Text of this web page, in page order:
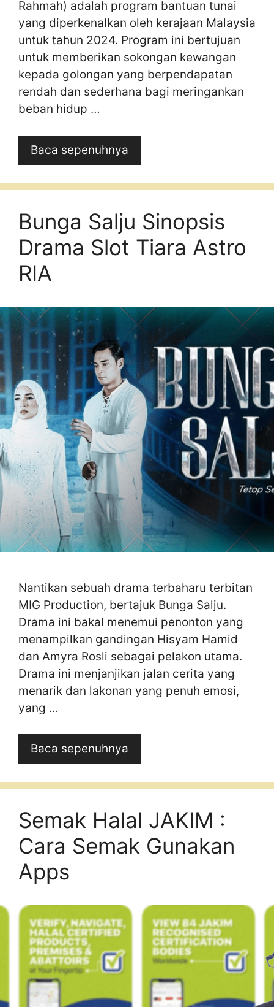
Rahmah) adalah program bantuan tunai
yang diperkenalkan oleh kerajaan Malaysia
untuk tahun 2024. Program ini bertujuan
untuk memberikan sokongan kewangan
kepada golongan yang berpendapatan
rendah dan sederhana bagi meringankan
beban hidup …
Baca sepenuhnya
Bunga Salju Sinopsis
Drama Slot Tiara Astro
RIA
Nantikan sebuah drama terbaharu terbitan
MIG Production, bertajuk Bunga Salju.
Drama ini bakal menemui penonton yang
menampilkan gandingan Hisyam Hamid
dan Amyra Rosli sebagai pelakon utama.
Drama ini menjanjikan jalan cerita yang
menarik dan lakonan yang penuh emosi,
yang …
Baca sepenuhnya
Semak Halal JAKIM :
Cara Semak Gunakan
Apps